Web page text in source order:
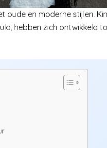
oude en moderne stijlen.
hebben zich ontwikkeld